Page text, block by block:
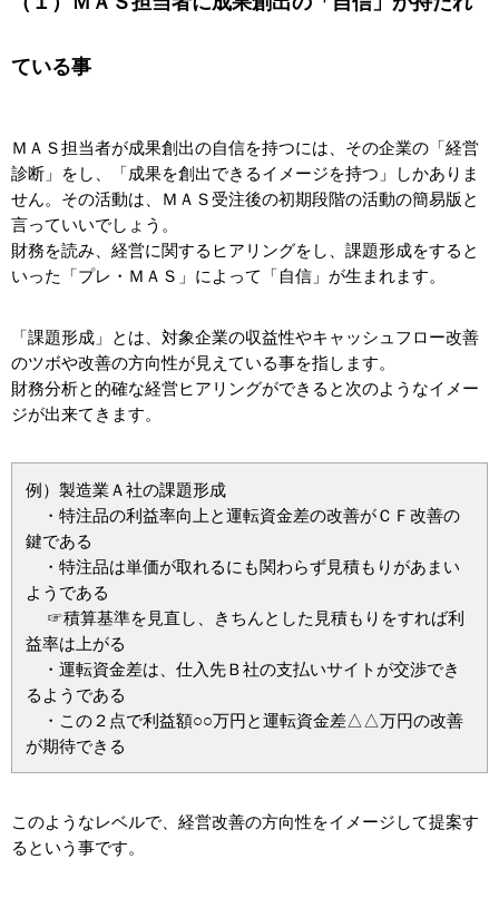
ている事
ＭＡＳ担当者が成果創出の自信を持つには、その企業の「経営
診断」をし、「成果を創出できるイメージを持つ」しかありま
せん。その活動は、ＭＡＳ受注後の初期段階の活動の簡易版と
言っていいでしょう。
財務を読み、経営に関するヒアリングをし、課題形成をすると
いった「プレ・ＭＡＳ」によって「自信」が生まれます。
「課題形成」とは、対象企業の収益性やキャッシュフロー改善
のツボや改善の方向性が見えている事を指します。
財務分析と的確な経営ヒアリングができると次のようなイメー
ジが出来てきます。
例）製造業Ａ社の課題形成
・特注品の利益率向上と運転資金差の改善がＣＦ改善の
鍵である
・特注品は単価が取れるにも関わらず見積もりがあまい
ようである
☞積算基準を見直し、きちんとした見積もりをすれば利
益率は上がる
・運転資金差は、仕入先Ｂ社の支払いサイトが交渉でき
るようである
・この２点で利益額○○万円と運転資金差△△万円の改善
が期待できる
このようなレベルで、経営改善の方向性をイメージして提案す
るという事です。